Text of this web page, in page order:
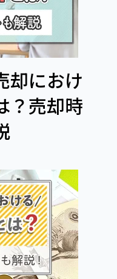
却におけ
？売却時